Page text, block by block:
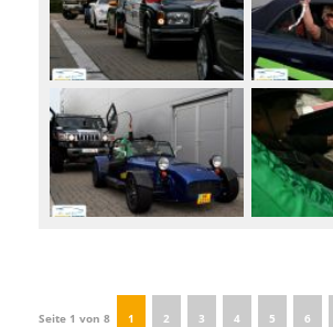
Seite 1 von 8 1 2 3 4 5 6